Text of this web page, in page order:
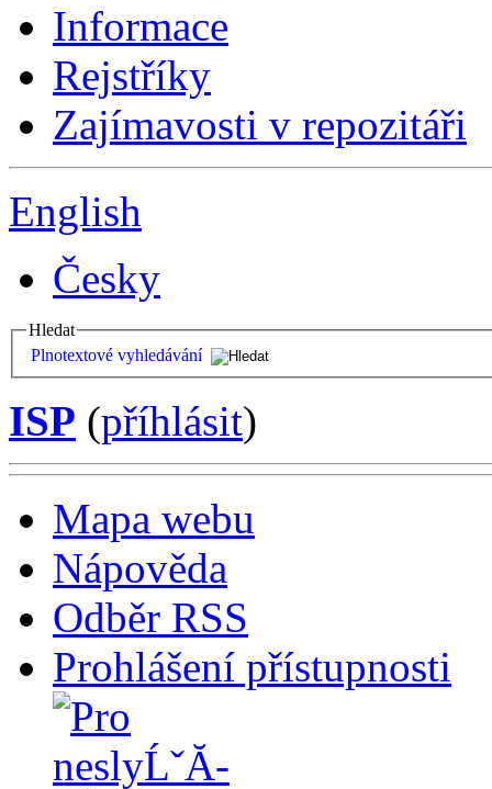
Informace
Rejstříky
Zajímavosti v repozitáři
English
Česky
Hledat
Plnotextové vyhledávání
ISP (příhlásit)
Mapa webu
Nápověda
Odběr RSS
Prohlášení přístupnosti